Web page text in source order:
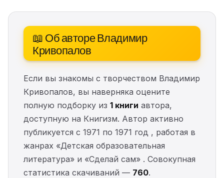
📖 Об авторе Владимир
Кривопалов
Если вы знакомы с творчеством Владимир
Кривопалов, вы наверняка оцените
полную подборку из 1 книги автора,
доступную на Книгизм. Автор активно
публикуется с 1971 по 1971 год , работая в
жанрах «Детская образовательная
литература» и «Сделай сам» . Совокупная
статистика скачиваний — 760.